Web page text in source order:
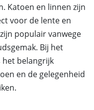
Katoen en linnen zijn
voor de lente en
populair vanwege
Bij het
het belangrijk
en de gelegenheid